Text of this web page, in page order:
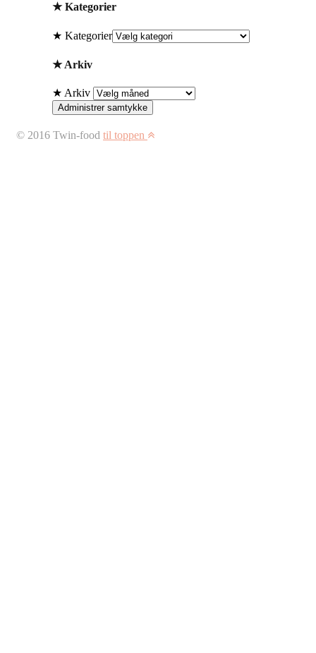
★ Kategorier
★ Kategorier
★ Arkiv
★ Arkiv
Administrer samtykke
© 2016 Twin-food til toppen